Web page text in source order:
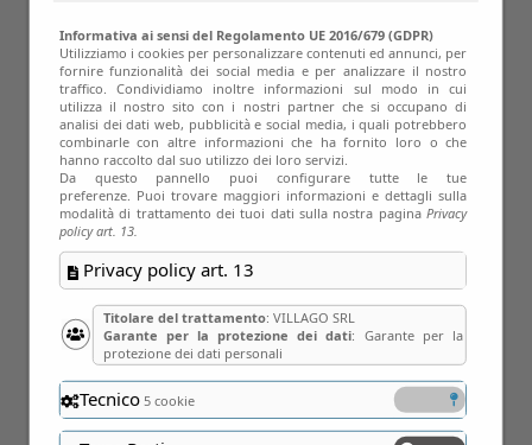
13
Mag
Informativa ai sensi del Regolamento UE 2016/679 (GDPR)
Utilizziamo i cookies per personalizzare contenuti ed annunci, per
fornire funzionalità dei social media e per analizzare il nostro
traffico. Condividiamo inoltre informazioni sul modo in cui
utilizza il nostro sito con i nostri partner che si occupano di
analisi dei dati web, pubblicità e social media, i quali potrebbero
combinarle con altre informazioni che ha fornito loro o che
hanno raccolto dal suo utilizzo dei loro servizi.
Da questo pannello puoi configurare tutte le tue
preferenze. Puoi trovare maggiori informazioni e dettagli sulla
modalità di trattamento dei tuoi dati sulla nostra paginaPrivacy
policy art. 13.
Privacy policy art. 13
Titolare del trattamento: VILLAGO SRL
Garante per la protezione dei dati: Garante per la
protezione dei dati personali
Tecnico5 cookie